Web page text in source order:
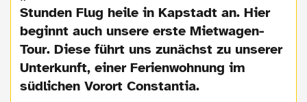
Stunden Flug heile in Kapstadt an. Hier
beginnt auch unsere erste Mietwagen-
Tour. Diese führt uns zunächst zu unserer
Unterkunft, einer Ferienwohnung im
südlichen Vorort Constantia.